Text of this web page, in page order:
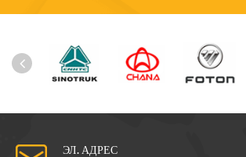
ЭЛ. АДРЕС